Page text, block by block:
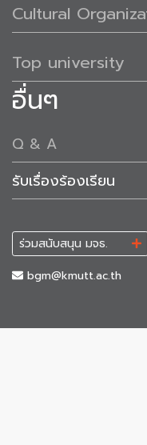
Cultural
Top university
อื่นๆ
Q & A
รับเรื่องร้องเรียน
ร่วมสนับสนุน มจธ.
bgm@kmutt.ac.th